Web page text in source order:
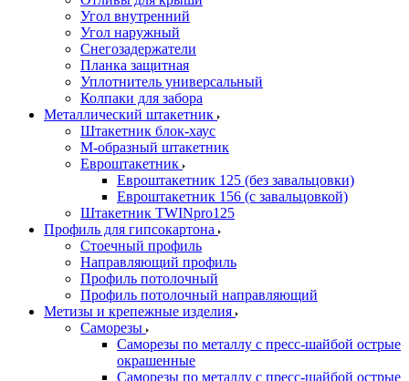
Угол внутренний
Угол наружный
Снегозадержатели
Планка защитная
Уплотнитель универсальный
Колпаки для забора
Металлический штакетник
Штакетник блок-хаус
М-образный штакетник
Евроштакетник
Евроштакетник 125 (без завальцовки)
Евроштакетник 156 (с завальцовкой)
Штакетник TWINpro125
Профиль для гипсокартона
Стоечный профиль
Направляющий профиль
Профиль потолочный
Профиль потолочный направляющий
Метизы и крепежные изделия
Саморезы
Саморезы по металлу с пресс-шайбой острые
окрашенные
Саморезы по металлу с пресс-шайбой острые